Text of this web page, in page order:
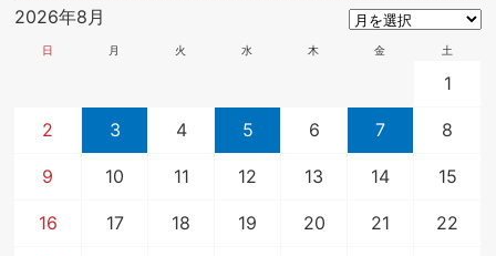
2026年8月
日 月 火 水 木 金 土
1
2 3 4 5 6 7 8
9 10 11 12 13 14 15
16 17 18 19 20 21 22